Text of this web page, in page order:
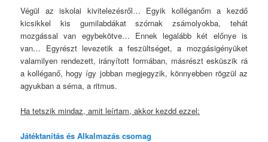
Végül az iskolai kivitelezésről… Egyik kolléganőm a kezdő
kicsikkel kis gumilabdákat szórnak zsámolyokba, tehát
mozgással van egybekötve… Ennek legalább két előnye is
van… Egyrészt levezetik a feszültséget, a mozgásigényüket
valamilyen rendezett, irányított formában, másrészt esküszik rá
a kolléganő, hogy így jobban megjegyzik, könnyebben rögzül az
agyukban a séma, a ritmus.
Ha tetszik mindaz, amit leírtam, akkor kezdd ezzel:
Játéktanítás és Alkalmazás csomag